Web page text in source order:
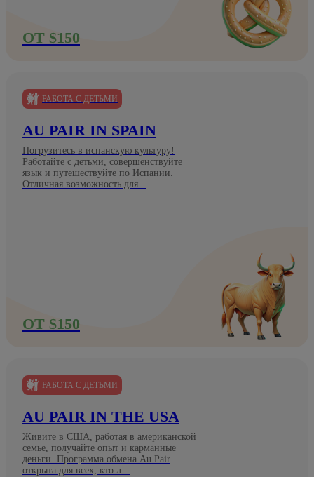
ОТ $150
РАБОТА С ДЕТЬМИ
AU PAIR IN SPAIN
Погрузитесь в испанскую культуру!
Работайте с детьми, совершенствуйте
язык и путешествуйте по Испании.
Отличная возможность для...
ОТ $150
РАБОТА С ДЕТЬМИ
AU PAIR IN THE USA
Живите в США, работая в американской
семье, получайте опыт и карманные
деньги. Программа обмена Au Pair
открыта для всех, кто л...